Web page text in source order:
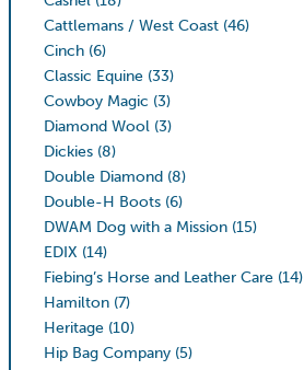
Cattlemans / West Coast (46)
Cinch (6)
Classic Equine (33)
Cowboy Magic (3)
Diamond Wool (3)
Dickies (8)
Double Diamond (8)
Double-H Boots (6)
DWAM Dog with a Mission (15)
EDIX (14)
Fiebing’s Horse and Leather Care (14)
Hamilton (7)
Heritage (10)
Hip Bag Company (5)